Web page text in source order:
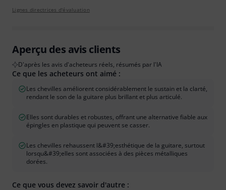
Lignes directrices d'évaluation
Aperçu des avis clients
D'après les avis d'acheteurs réels, résumés par l'IA
Ce que les acheteurs ont aimé :
Les chevilles améliorent considérablement le sustain et la clarté,
rendant le son de la guitare plus brillant et plus articulé.
Elles sont durables et robustes, offrant une alternative fiable aux
épingles en plastique qui peuvent se casser.
Les chevilles rehaussent l&#39;esthétique de la guitare, surtout
lorsqu&#39;elles sont associées à des pièces métalliques
dorées.
Ce que vous devez savoir d'autre :